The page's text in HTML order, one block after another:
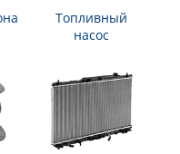
Топливный
насос